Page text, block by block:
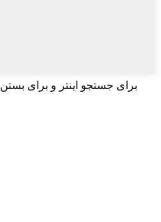
برای جستجو اینتر و برای بستن